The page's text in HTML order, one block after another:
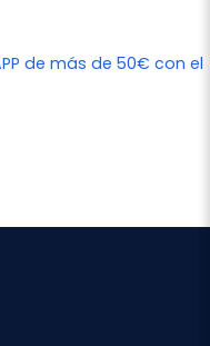
de más de 50€ con el